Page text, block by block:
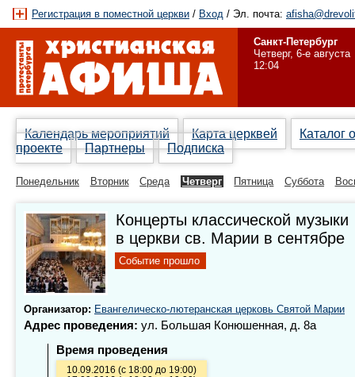
Регистрация в поместной церкви / Вход / Эл. почта:
Санкт-Петербург
Четверг, 6-е августа
12:04
Календарь мероприятий Карта церквей
Каталог
проекте
Партнеры Подписка
Понедельник Вторник Среда Четверг Пятница Суббота
Концерты классической музыки
в церкви св. Марии в сентябре
Событие прошло
Организатор: Евангелическо-лютеранская церковь Святой Марии
Адрес проведения: ул. Большая Конюшенная, д. 8а
Время проведения
10.09.2016 (с 18:00 до 19:00)